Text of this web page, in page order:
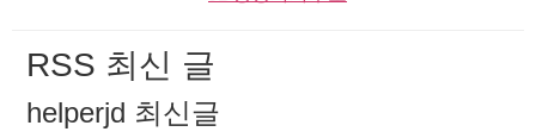
RSS 최신 글
helperjd 최신글